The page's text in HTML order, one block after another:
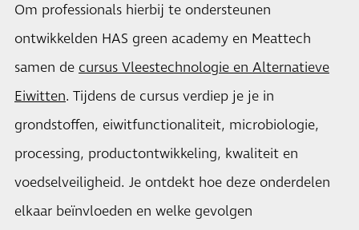
Om professionals hierbij te ondersteunen
ontwikkelden HAS green academy en Meattech
samen de cursus Vleestechnologie en Alternatieve
Eiwitten. Tijdens de cursus verdiep je je in
grondstoffen, eiwitfunctionaliteit, microbiologie,
processing, productontwikkeling, kwaliteit en
voedselveiligheid. Je ontdekt hoe deze onderdelen
elkaar beïnvloeden en welke gevolgen